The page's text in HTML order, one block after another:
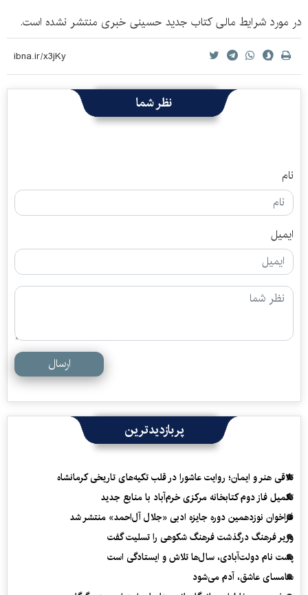
در مورد شرایط مالی کتاب جدید حسینی خبری منتشر نشده است.
نظر شما
نام
ایمیل
ارسال
پربازدیدترین
تلاقی هنر و ایمان؛ روایت عاشورا در قلب تکیه‌های تاریخی کرمانشاه
تکمیل فاز دوم کتابخانه مرکزی خرم‌آباد با منابع جدید
فراخوان نوزدهمین دوره جایزه ادبی «جلال آل‌احمد» منتشر شد
وزیر فرهنگ درگذشت فرهنگ شکوهی را تسلیت گفت
پشت نام دولت‌آبادی، سال‌ها تلاش و ایستادگی است
سامسای عاشق، آدم می‌شود